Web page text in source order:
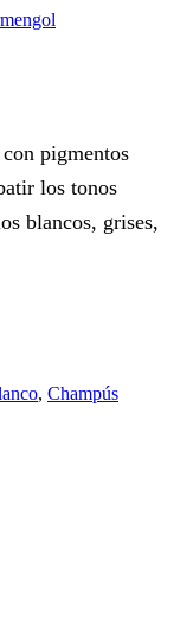
pigmentos
los tonos
blancos, grises,
, Champús